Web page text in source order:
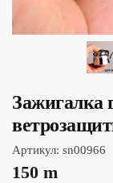
Зажигалка
Артикул: sn00966
150 m